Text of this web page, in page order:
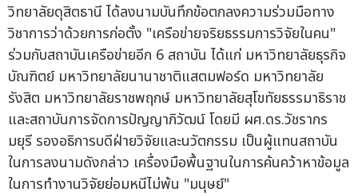
วิทยาลัยดุสิตธานี ได้ลงนามบันทึกข้อตกลงความร่วมมือทาง
วิชาการว่าด้วยการก่อตั้ง "เครือข่ายจริยธรรมการวิจัยในคน"
ร่วมกับสถาบันเครือข่ายอีก 6 สถาบัน ได้แก่ มหาวิทยาลัยธุรกิจ
บัณฑิตย์ มหาวิทยาลัยนานาชาติแสตมฟอร์ด มหาวิทยาลัย
รังสิต มหาวิทยาลัยราชพฤกษ์ มหาวิทยาลัยสุโขทัยธรรมาธิราช
และสถาบันการจัดการปัญญาภิวัฒน์ โดยมี ผศ.ดร.วัชรากร
มยุรี รองอธิการบดีฝ่ายวิจัยและนวัตกรรม เป็นผู้แทนสถาบัน
ในการลงนามดังกล่าว เครื่องมือพื้นฐานในการค้นคว้าหาข้อมูล
ในการทำงานวิจัยย่อมหนีไม่พ้น "มนุษย์"